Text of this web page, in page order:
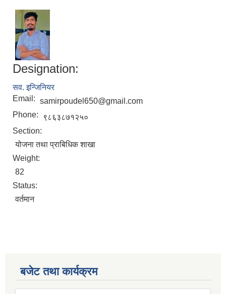
Designation:
सव. इन्जिनियर
Email: samirpoudel650@gmail.com
Phone:
९८६३८७१२५०
Section:
योजना तथा प्राबिधिक शाखा
Weight:
82
Status:
वर्तमान
बजेट तथा कार्यक्रम